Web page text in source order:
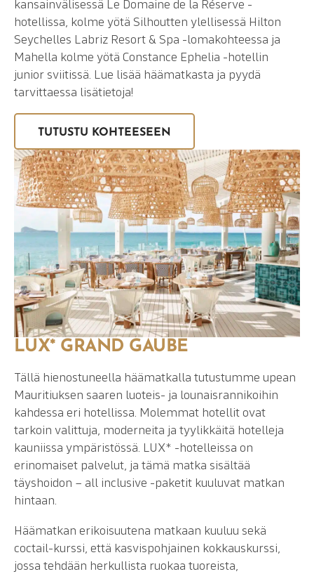
kansainvälisessä Le Domaine de la Réserve -
hotellissa, kolme yötä Silhoutten ylellisessä Hilton
Seychelles Labriz Resort & Spa -lomakohteessa ja
Mahella kolme yötä Constance Ephelia -hotellin
junior sviitissä. Lue lisää häämatkasta ja pyydä
tarvittaessa lisätietoja!
TUTUSTU KOHTEESEEN
LUX* GRAND GAUBE
Tällä hienostuneella häämatkalla tutustumme upean
Mauritiuksen saaren luoteis- ja lounaisrannikoihin
kahdessa eri hotellissa. Molemmat hotellit ovat
tarkoin valittuja, moderneita ja tyylikkäitä hotelleja
kauniissa ympäristössä. LUX* -hotelleissa on
erinomaiset palvelut, ja tämä matka sisältää
täyshoidon – all inclusive -paketit kuuluvat matkan
hintaan.
Häämatkan erikoisuutena matkaan kuuluu sekä
coctail-kurssi, että kasvispohjainen kokkauskurssi,
jossa tehdään herkullista ruokaa tuoreista,